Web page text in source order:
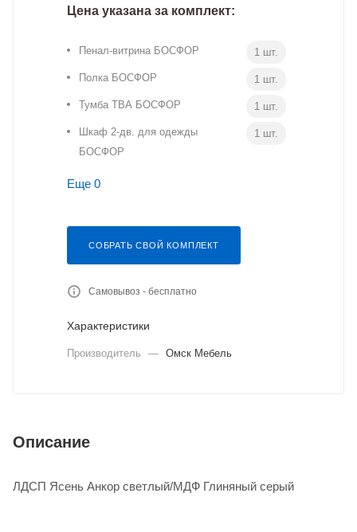
Цена указана за комплект:
Пенал-витрина БОСФОР 1 шт.
Полка БОСФОР 1 шт.
Тумба ТВА БОСФОР 1 шт.
Шкаф 2-дв. для одежды
БОСФОР
1 шт.
Еще 0
СОБРАТЬ СВОЙ КОМПЛЕКТ
Самовывоз - бесплатно
Характеристики
Производитель — Омск Мебель
Описание
ЛДСП Ясень Анкор светлый/МДФ Глиняный серый